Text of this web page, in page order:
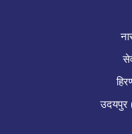
उदयपुर